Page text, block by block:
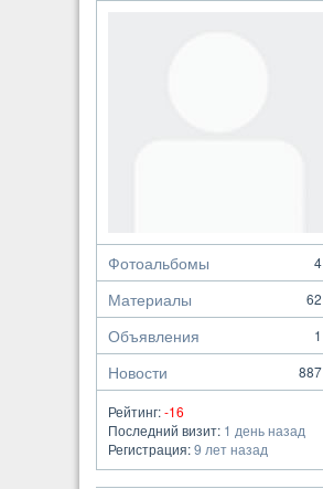
Фотоальбомы 4
Материалы 62
Объявления 1
Новости 887
Рейтинг:-16
Последний визит: 1 день назад
Регистрация:9 лет назад